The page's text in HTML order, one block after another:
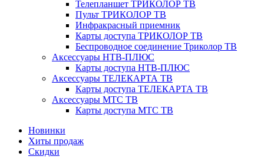
Телепланшет ТРИКОЛОР ТВ
Пульт ТРИКОЛОР ТВ
Инфракрасный приемник
Карты доступа ТРИКОЛОР ТВ
Беспроводное соединение Триколор ТВ
Аксессуары НТВ-ПЛЮС
Карты доступа НТВ-ПЛЮС
Аксессуары ТЕЛЕКАРТА ТВ
Карты доступа ТЕЛЕКАРТА ТВ
Аксессуары МТС ТВ
Карты доступа МТС ТВ
Новинки
Хиты продаж
Скидки